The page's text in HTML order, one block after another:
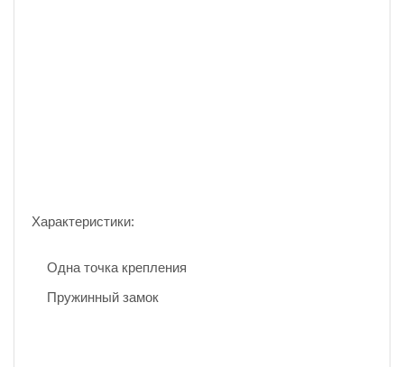
Характеристики:
Одна точка крепления
Пружинный замок